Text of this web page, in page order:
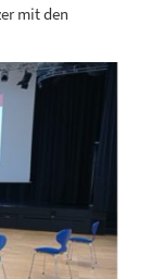
mit den